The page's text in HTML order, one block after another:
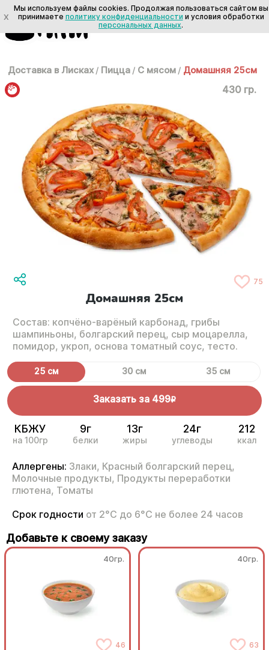
Доставка в Лисках / Пицца / С мясом / Домашняя 25см
430 гр.
75
Домашняя 25см
Состав: копчёно-варёный карбонад, грибы
шампиньоны, болгарский перец, сыр моцарелла,
помидор, укроп, основа томатный соус, тесто.
25 см 30 см 35 см
Заказать за 499R
КБЖУ
на 100гр
9г
белки
13г
жиры
24г
углеводы
212
ккал
Аллергены: Злаки, Красный болгарский перец,
Молочные продукты, Продукты переработки
глютена, Томаты
Срок годности от 2°С до 6°С не более 24 часов
Добавьте к своему заказу
40гр.
46
40гр.
63
X
Мы используем файлы cookies. Продолжая пользоваться сайтом вы
принимаете политику конфиденциальности и условия обработки
персональных данных.